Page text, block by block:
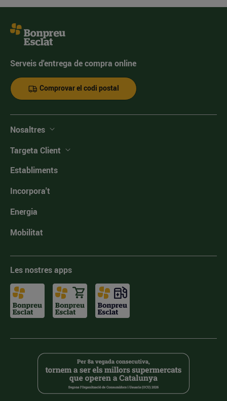
Serveis d'entrega de compra online
Comprovar el codi postal
Nosaltres
Targeta Client
Establiments
Incorpora't
Energia
Mobilitat
Les nostres apps